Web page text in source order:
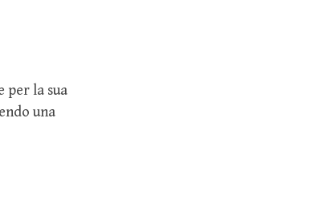
per la sua
una